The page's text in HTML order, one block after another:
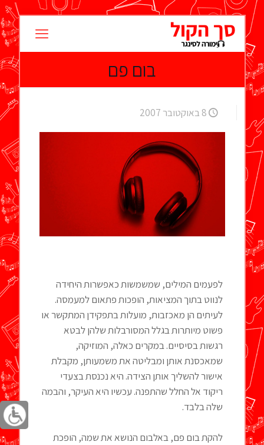
בום פם
8 באוקטובר 2007
לפעמים המילים, שמשמשות כאפשרות היחידה
לנווט בתוך המציאות, הופכות פתאום למעמסה.
לעיתים הן מאכזבות, מועלות בתפקידן המתקשר או
פשוט מיותרות בגלל המסורבלות שלהן לבטא
רגשות בסיסיים. במקרים כאלה, המוזיקה,
שמאכסנת אותן ומבליטה את משמעותן, מקבלת
אישור להשליך אותן הצידה. היא נכנסת בצעדי
ריקוד אל החלל שהתפנה. עכשיו היא העיקר, והבמה
שלה בלבד.
להקת בום פם, באלבום הנושא את שמה, הופכת